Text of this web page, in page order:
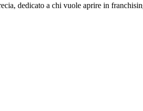
dedicato a chi vuole aprire in